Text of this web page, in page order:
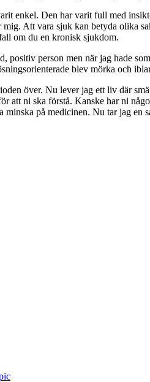
enkel. Den har varit full med
Att vara sjuk kan betyda olika
om du en kronisk sjukdom.
positiv person men när jag hade
blev mörka och
över. Nu lever jag ett liv där
att ni ska förstå. Kanske har ni
minska på medicinen. Nu tar jag en